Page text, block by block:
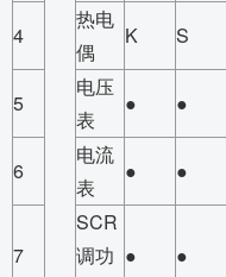
4
热电
偶
K S
5
电压
表
● ●
6
电流
表
● ●
7
SCR
调功 ● ●